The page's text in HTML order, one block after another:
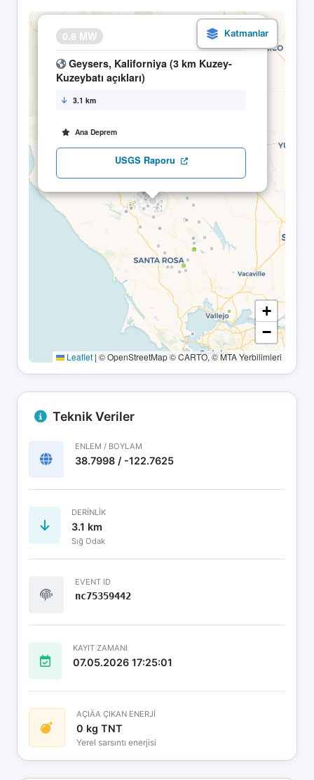
0.6 MW 07.05 20:22
Geysers, Kaliforniya (3 km Kuzey-
Kuzeybatı açıkları)
3.1 km
Ana Deprem
USGS Raporu
×
+
−
Leaflet | © OpenStreetMap © CARTO, © MTA Yerbilimleri
Teknik Veriler
ENLEM / BOYLAM
38.7998 / -122.7625
DERINLIK
3.1 km
Sığ Odak
EVENT ID
nc75359442
KAYIT ZAMANI
07.05.2026 17:25:01
AÇIÄA ÇIKAN ENERJİ
0 kg TNT
Yerel sarsıntı enerjisi